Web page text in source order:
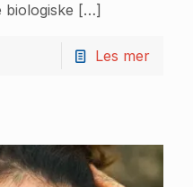
biologiske […]
Les mer